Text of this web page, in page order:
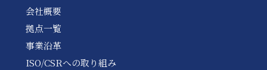
会社概要
拠点一覧
事業沿革
ISO/CSRへの取り組み